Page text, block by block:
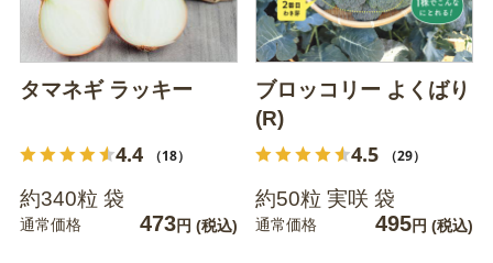
タマネギ ラッキー
4.4 （18）
約340粒 袋
通常価格 473円 (税込)
ブロッコリー よくばり
(R)
4.5 （29）
約50粒 実咲 袋
通常価格 495円 (税込)